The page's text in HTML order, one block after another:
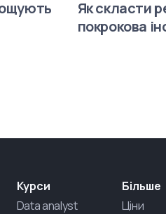
Як скласти
покрокова
Курси
Data analyst
Більше
Ціни